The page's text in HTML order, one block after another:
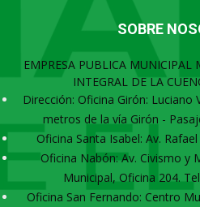
SOBRE
EMPRESA PUBLICA MUNICIPAL
INTEGRAL DE LA
Dirección: Oficina Girón: Luciano
metros de la vía Girón -
Oficina Santa Isabel: Av.
Oficina Nabón: Av. Civismo y
Municipal, Oficina 204.
Oficina San Fernando: Centro